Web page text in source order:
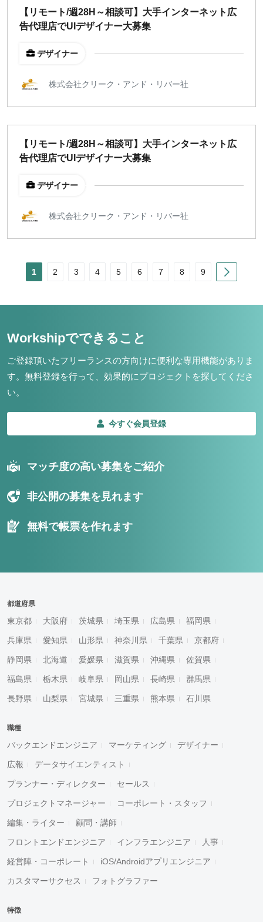
【リモート/週28H～相談可】大手インターネット広
告代理店でUIデザイナー大募集
デザイナー
株式会社クリーク・アンド・リバー社
【リモート/週28H～相談可】大手インターネット広
告代理店でUIデザイナー大募集
デザイナー
株式会社クリーク・アンド・リバー社
1 2 3 4 5 6 7 8 9
Workshipでできること
ご登録頂いたフリーランスの方向けに便利な専用機能がありま
す。 無料登録を行って、効果的にプロジェクトを探してくださ
い。
今すぐ会員登録
マッチ度の高い募集をご紹介
非公開の募集を見れます
無料で帳票を作れます
都道府県
東京都 大阪府 茨城県 埼玉県 広島県 福岡県
兵庫県 愛知県 山形県 神奈川県 千葉県 京都府
静岡県 北海道 愛媛県 滋賀県 沖縄県 佐賀県
福島県 栃木県 岐阜県 岡山県 長崎県 群馬県
長野県 山梨県 宮城県 三重県 熊本県 石川県
職種
バックエンドエンジニア マーケティング デザイナー
広報 データサイエンティスト
プランナー・ディレクター セールス
プロジェクトマネージャー コーポレート・スタッフ
編集・ライター 顧問・講師
フロントエンドエンジニア インフラエンジニア 人事
経営陣・コーポレート iOS/Androidアプリエンジニア
カスタマーサクセス フォトグラファー
特徴